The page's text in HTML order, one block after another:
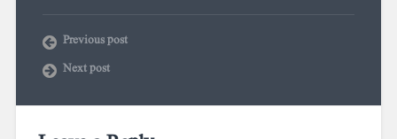
Previous post
Next post